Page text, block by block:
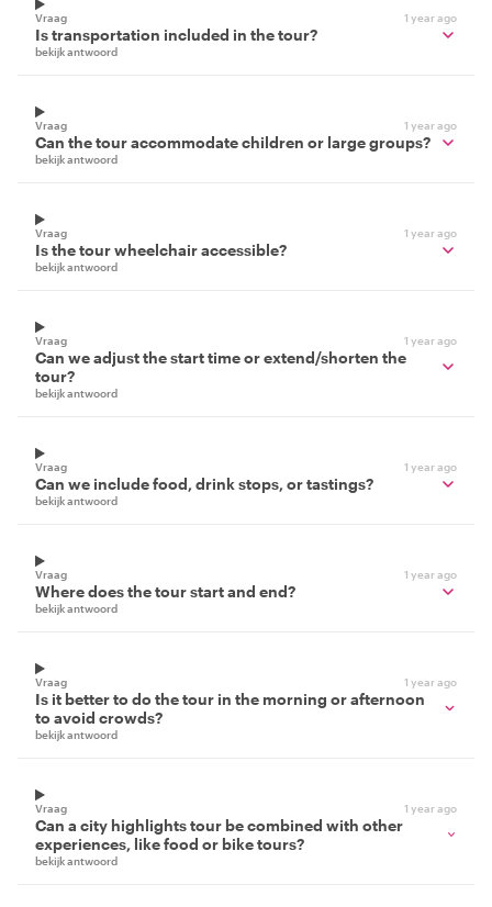
Vraag 1 year ago
Is transportation included in the tour?
bekijk antwoord
Vraag 1 year ago
Can the tour accommodate children or large groups?
bekijk antwoord
Vraag 1 year ago
Is the tour wheelchair accessible?
bekijk antwoord
Vraag 1 year ago
Can we adjust the start time or extend/shorten the
tour?
bekijk antwoord
Vraag 1 year ago
Can we include food, drink stops, or tastings?
bekijk antwoord
Vraag 1 year ago
Where does the tour start and end?
bekijk antwoord
Vraag 1 year ago
Is it better to do the tour in the morning or afternoon
to avoid crowds?
bekijk antwoord
Vraag 1 year ago
Can a city highlights tour be combined with other
experiences, like food or bike tours?
bekijk antwoord